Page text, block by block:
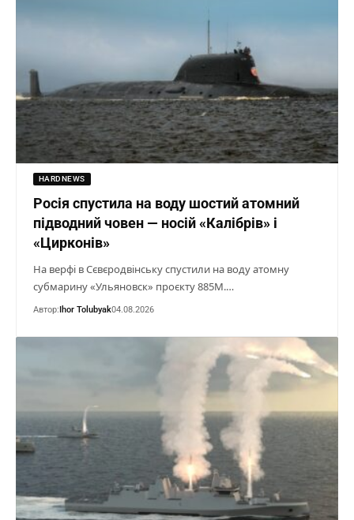
HARDNEWS
Росія спустила на воду шостий атомний
підводний човен — носій «Калібрів» і
«Цирконів»
На верфі в Сєвєродвінську спустили на воду атомну
субмарину «Ульяновск» проєкту 885М.…
Автор: Ihor Tolubyak04.08.2026